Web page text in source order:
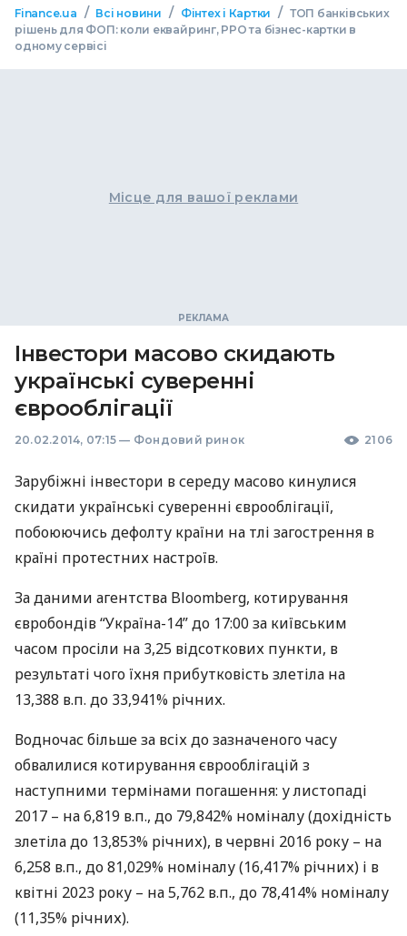
Finance.ua / Всі новини / Фінтех і Картки / ТОП банківських
рішень для ФОП: коли еквайринг, РРО та бізнес-картки в
одному сервісі
Місце для вашої реклами
Інвестори масово скидають
українські суверенні
єврооблігації
20.02.2014, 07:15 — Фондовий ринок 2106
Зарубіжні інвестори в середу масово кинулися
скидати українські суверенні єврооблігації,
побоюючись дефолту країни на тлі загострення в
країні протестних настроїв.
За даними агентства Bloomberg, котирування
євробондів “Україна-14” до 17:00 за київським
часом просіли на 3,25 відсоткових пункти, в
результаті чого їхня прибутковість злетіла на
13,388 в.п. до 33,941% річних.
Водночас більше за всіх до зазначеного часу
обвалилися котирування єврооблігацій з
наступними термінами погашення: у листопаді
2017 – на 6,819 в.п., до 79,842% номіналу (дохідність
злетіла до 13,853% річних), в червні 2016 року – на
6,258 в.п., до 81,029% номіналу (16,417% річних) і в
квітні 2023 року – на 5,762 в.п., до 78,414% номіналу
(11,35% річних).